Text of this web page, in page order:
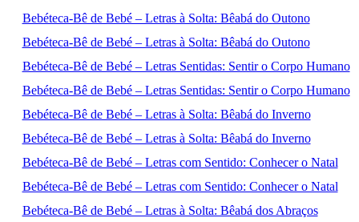
Bebéteca-Bê de Bebé – Letras à Solta: Bêabá do Outono
Bebéteca-Bê de Bebé – Letras à Solta: Bêabá do Outono
Bebéteca-Bê de Bebé – Letras Sentidas: Sentir o Corpo Humano
Bebéteca-Bê de Bebé – Letras Sentidas: Sentir o Corpo Humano
Bebéteca-Bê de Bebé – Letras à Solta: Bêabá do Inverno
Bebéteca-Bê de Bebé – Letras à Solta: Bêabá do Inverno
Bebéteca-Bê de Bebé – Letras com Sentido: Conhecer o Natal
Bebéteca-Bê de Bebé – Letras com Sentido: Conhecer o Natal
Bebéteca-Bê de Bebé – Letras à Solta: Bêabá dos Abraços